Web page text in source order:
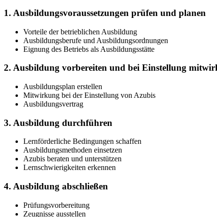
1. Ausbildungsvoraussetzungen prüfen und planen
Vorteile der betrieblichen Ausbildung
Ausbildungsberufe und Ausbildungsordnungen
Eignung des Betriebs als Ausbildungsstätte
2. Ausbildung vorbereiten und bei Einstellung
Ausbildungsplan erstellen
Mitwirkung bei der Einstellung von Azubis
Ausbildungsvertrag
3. Ausbildung durchführen
Lernförderliche Bedingungen schaffen
Ausbildungsmethoden einsetzen
Azubis beraten und unterstützen
Lernschwierigkeiten erkennen
4. Ausbildung abschließen
Prüfungsvorbereitung
Zeugnisse ausstellen